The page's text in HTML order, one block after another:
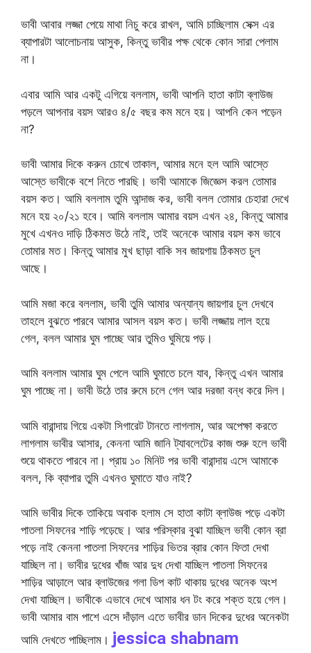
ভাবী আবার লজ্জা পেয়ে মাথা নিচু করে রাখল, আমি চাচ্ছিলাম সেক্স এর
ব্যাপারটা আলোচনায় আসুক, কিন্তু ভাবীর পক্ষ থেকে কোন সারা পেলাম
না।
এবার আমি আর একটু এগিয়ে বললাম, ভাবী আপনি হাতা কাটা ব্লাউজ
পড়লে আপনার বয়স আরও ৪/৫ বছর কম মনে হয়। আপনি কেন পড়েন
না?
ভাবী আমার দিকে করুন চোখে তাকাল, আমার মনে হল আমি আস্তে
আস্তে ভাবীকে বশে নিতে পারছি। ভাবী আমাকে জিজ্ঞেস করল তোমার
বয়স কত। আমি বললাম তুমি আন্দাজ কর, ভাবী বলল তোমার চেহারা দেখে
মনে হয় ২০/২১ হবে। আমি বললাম আমার বয়স এখন ২৪, কিন্তু আমার
মুখে এখনও দাড়ি ঠিকমত উঠে নাই, তাই অনেকে আমার বয়স কম ভাবে
তোমার মত। কিন্তু আমার মুখ ছাড়া বাকি সব জায়গায় ঠিকমত চুল
আছে।
আমি মজা করে বললাম, ভাবী তুমি আমার অন্যান্য জায়গার চুল দেখবে
তাহলে বুঝতে পারবে আমার আসল বয়স কত। ভাবী লজ্জায় লাল হয়ে
গেল, বলল আমার ঘুম পাচ্ছে আর তুমিও ঘুমিয়ে পড়।
আমি বললাম আমার ঘুম পেলে আমি ঘুমাতে চলে যাব, কিন্তু এখন আমার
ঘুম পাচ্ছে না। ভাবী উঠে তার রুমে চলে গেল আর দরজা বন্ধ করে দিল।
আমি বারান্দায় গিয়ে একটা সিগারেট টানতে লাগলাম, আর অপেক্ষা করতে
লাগলাম ভাবীর আসার, কেননা আমি জানি ট্যাবলেটের কাজ শুরু হলে ভাবী
শুয়ে থাকতে পারবে না। প্রায় ১০ মিনিট পর ভাবী বারান্দায় এসে আমাকে
বলল, কি ব্যাপার তুমি এখনও ঘুমাতে যাও নাই?
আমি ভাবীর দিকে তাকিয়ে অবাক হলাম সে হাতা কাটা ব্লাউজ পড়ে একটা
পাতলা সিফনের শাড়ি পড়েছে। আর পরিস্কার বুঝা যাচ্ছিল ভাবী কোন ব্রা
পড়ে নাই কেননা পাতলা সিফনের শাড়ির ভিতর ব্রার কোন ফিতা দেখা
যাচ্ছিল না। ভাবীর দুধের খাঁজ আর দুধ দেখা যাচ্ছিল পাতলা সিফনের
শাড়ির আড়ালে আর ব্লাউজের গলা ডিপ কাট থাকায় দুধের অনেক অংশ
দেখা যাচ্ছিল। ভাবীকে এভাবে দেখে আমার ধন টং করে শক্ত হয়ে গেল।
ভাবী আমার বাম পাশে এসে দাঁড়াল এতে ভাবীর ডান দিকের দুধের অনেকটা
আমি দেখতে পাচ্ছিলাম। jessica shabnam